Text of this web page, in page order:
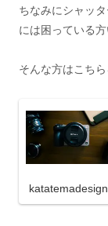
ちなみにシャッ
には困っている
そんな方はこちら